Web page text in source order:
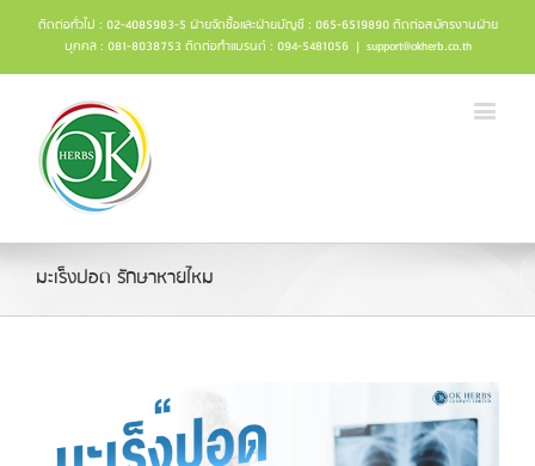
ติดต่อทั่วไป : 02-4085983-5 ฝ่ายจัดซื้อและฝ่ายบัญชี : 065-6519890 ติดต่อสมัครงานฝ่าย
บุคคล : 081-8038753 ติดต่อทำแบรนด์ : 094-5481056 | support@okherb.co.th
มะเร็งปอด รักษาหายไหม